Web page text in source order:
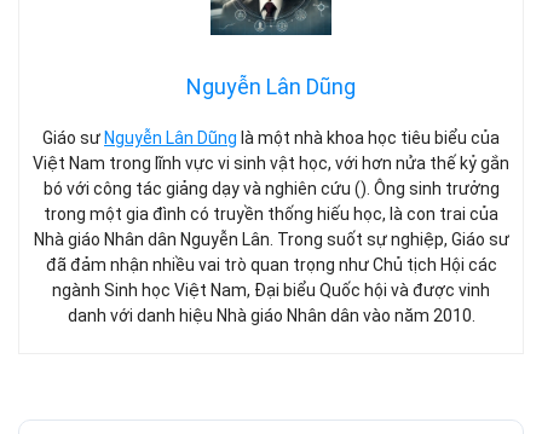
Nguyễn Lân Dũng
Giáo sư Nguyễn Lân Dũng là một nhà khoa học tiêu biểu của
Việt Nam trong lĩnh vực vi sinh vật học, với hơn nửa thế kỷ gắn
bó với công tác giảng dạy và nghiên cứu (). Ông sinh trưởng
trong một gia đình có truyền thống hiếu học, là con trai của
Nhà giáo Nhân dân Nguyễn Lân. Trong suốt sự nghiệp, Giáo sư
đã đảm nhận nhiều vai trò quan trọng như Chủ tịch Hội các
ngành Sinh học Việt Nam, Đại biểu Quốc hội và được vinh
danh với danh hiệu Nhà giáo Nhân dân vào năm 2010.